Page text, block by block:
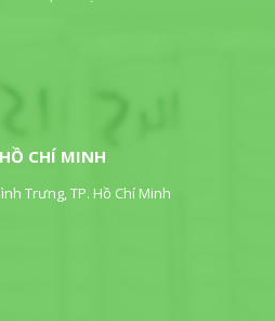
CHÍ MINH
Trưng, TP. Hồ Chí Minh